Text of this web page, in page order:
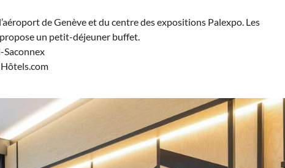
de Genève et du centre des expositions Palexpo. Les
un petit-déjeuner buffet.
Saconnex